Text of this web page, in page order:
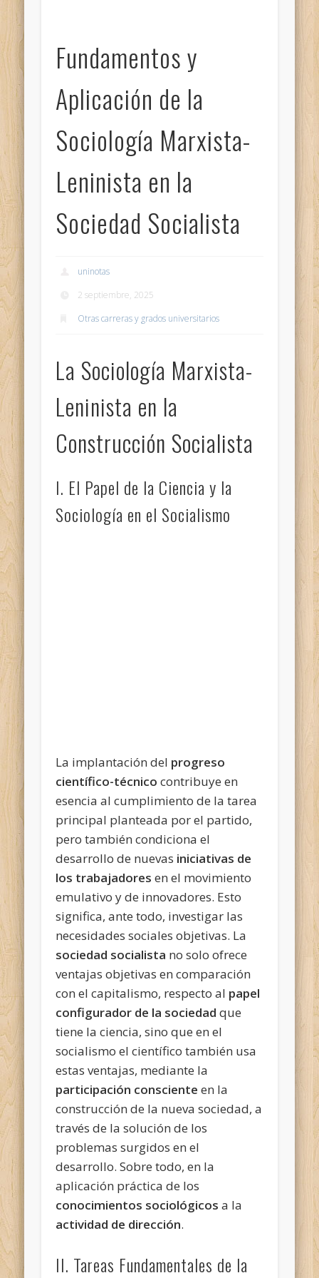
Fundamentos y
Aplicación de la
Sociología Marxista-
Leninista en la
Sociedad Socialista
uninotas
2 septiembre, 2025
Otras carreras y grados universitarios
La Sociología Marxista-
Leninista en la
Construcción Socialista
I. El Papel de la Ciencia y la
Sociología en el Socialismo
La implantación del progreso
científico-técnico contribuye en
esencia al cumplimiento de la tarea
principal planteada por el partido,
pero también condiciona el
desarrollo de nuevas iniciativas de
los trabajadores en el movimiento
emulativo y de innovadores. Esto
significa, ante todo, investigar las
necesidades sociales objetivas. La
sociedad socialista no solo ofrece
ventajasobjetivas en comparación
con el capitalismo, respecto al papel
configurador de la sociedad que
tiene la ciencia, sino que en el
socialismo el científico también usa
estas ventajas, mediante la
participación consciente en la
construcción de la nueva sociedad, a
través de la solución de los
problemas surgidos en el
desarrollo. Sobre todo, en la
aplicación práctica de los
conocimientos sociológicos a la
actividad de dirección.
II. Tareas Fundamentales de la